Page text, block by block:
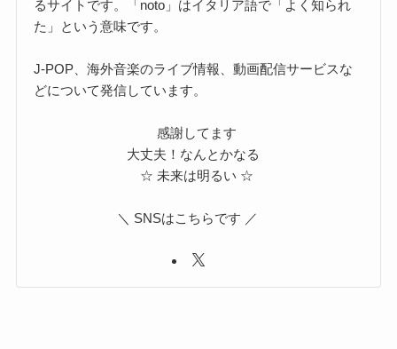
るサイトです。「noto」はイタリア語で「よく知られ
た」という意味です。
J-POP、海外音楽のライブ情報、動画配信サービスな
どについて発信しています。
感謝してます
大丈夫！なんとかなる
☆ 未来は明るい ☆
＼ SNSはこちらです ／